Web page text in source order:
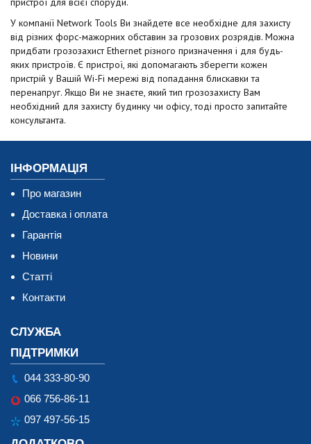
У компанії Network Tools Ви знайдете все необхідне для захисту
від різних форс-мажорних обставин за грозових розрядів. Можна
придбати грозозахист Ethernet різного призначення і для будь-
яких пристроїв. Є пристрої, які допомагають зберегти кожен
пристрій у Вашій Wi-Fi мережі від попадання блискавки та
перенапруг. Якщо Ви не знаєте, який тип грозозахисту Вам
необхідний для захисту будинку чи офісу, тоді просто запитайте
консультанта.
ІНФОРМАЦІЯ
Про магазин
Доставка і оплата
Гарантія
Новини
Статті
Контакти
СЛУЖБА
ПІДТРИМКИ
044 333-80-90
066 756-86-11
097 497-56-15